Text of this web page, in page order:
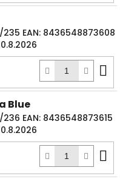
235 EAN: 8436548873608
Blue
236 EAN: 8436548873615